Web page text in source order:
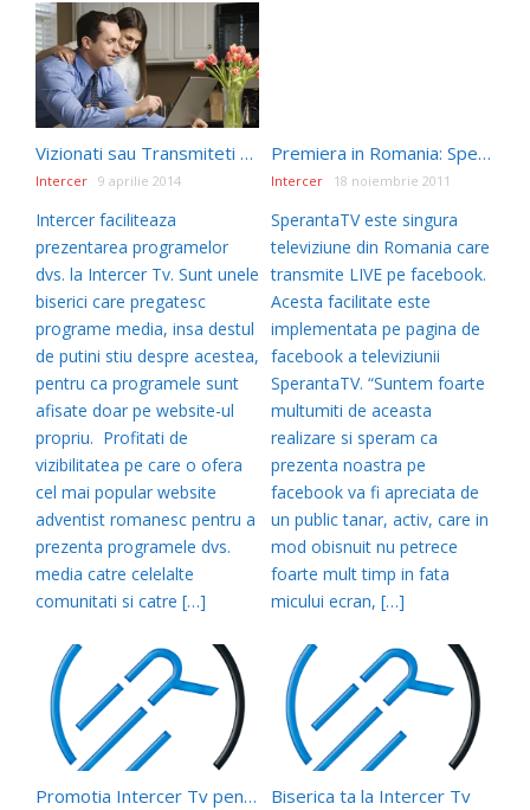
Vizionati sau Transmiteti prin Intercer Tv
Intercer 9 aprilie 2014
Intercer faciliteaza
prezentarea programelor
dvs. la Intercer Tv. Sunt unele
biserici care pregatesc
programe media, insa destul
de putini stiu despre acestea,
pentru ca programele sunt
afisate doar pe website-ul
propriu. Profitati de
vizibilitatea pe care o ofera
cel mai popular website
adventist romanesc pentru a
prezenta programele dvs.
media catre celelalte
comunitati si catre […]
Premiera in Romania: SperantaTV transmite pe Facebook
Intercer 18 noiembrie 2011
SperantaTV este singura
televiziune din Romania care
transmite LIVE pe facebook.
Acesta facilitate este
implementata pe pagina de
facebook a televiziunii
SperantaTV. “Suntem foarte
multumiti de aceasta
realizare si speram ca
prezenta noastra pe
facebook va fi apreciata de
un public tanar, activ, care in
mod obisnuit nu petrece
foarte mult timp in fata
micului ecran, […]
Promotia Intercer Tv pentru biserici si organizatii se incheie la 31 Octombrie 2010 Biserica ta la Intercer Tv